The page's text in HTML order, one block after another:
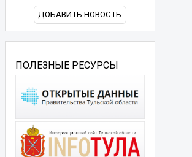
ДОБАВИТЬ НОВОСТЬ
ПОЛЕЗНЫЕ РЕСУРСЫ